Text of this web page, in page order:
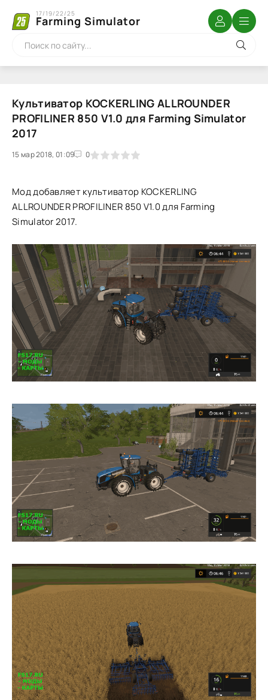
Farming Simulator
17/19/22/25
Культиватор KOCKERLING ALLROUNDER
PROFILINER 850 V1.0 для Farming Simulator
2017
15 мар 2018, 01:09 0
1 2 3 4 5
Мод добавляет культиватор KOCKERLING
ALLROUNDER PROFILINER 850 V1.0 для Farming
Simulator 2017.